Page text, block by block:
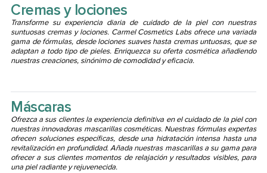
Cremas y lociones
Transforme su experiencia diaria de cuidado de la piel con nuestras
suntuosas cremas y lociones. Carmel Cosmetics Labs ofrece una variada
gama de fórmulas, desde lociones suaves hasta cremas untuosas, que se
adaptan a todo tipo de pieles. Enriquezca su oferta cosmética añadiendo
nuestras creaciones, sinónimo de comodidad y eficacia.
Máscaras
Ofrezca a sus clientes la experiencia definitiva en el cuidado de la piel con
nuestras innovadoras mascarillas cosméticas. Nuestras fórmulas expertas
ofrecen soluciones específicas, desde una hidratación intensa hasta una
revitalización en profundidad. Añada nuestras mascarillas a su gama para
ofrecer a sus clientes momentos de relajación y resultados visibles, para
una piel radiante y rejuvenecida.